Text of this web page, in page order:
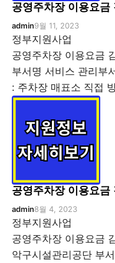
공영주차장 이용요금
admin9월 11, 2023
정부지원사업
공영주차장 이용요금
부서명 서비스 관리부
: 주차장 매표소 직접
공영주차장 이용요금
admin8월 4, 2023
정부지원사업
공영주차장 이용요금
악구시설관리공단 부